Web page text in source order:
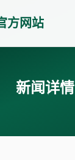
方网站
新闻详情